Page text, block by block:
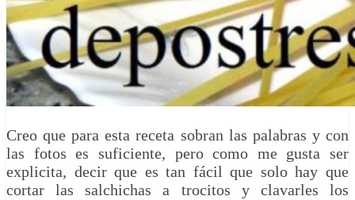
Creo que para esta receta sobran las palabras y con
las fotos es suficiente, pero como me gusta ser
explicita, decir que es tan fácil que solo hay que
cortar las salchichas a trocitos y clavarles los